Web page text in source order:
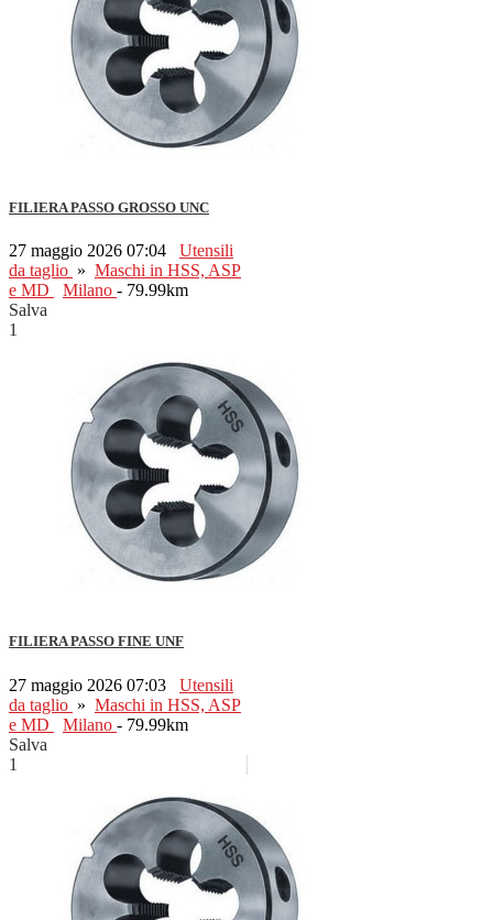
FILIERA PASSO GROSSO UNC
27 maggio 2026 07:04
Utensili
da taglio » Maschi in HSS, ASP
e MD
Milano - 79.99km
Salva
1
FILIERA PASSO FINE UNF
27 maggio 2026 07:03
Utensili
da taglio » Maschi in HSS, ASP
e MD
Milano - 79.99km
Salva
1